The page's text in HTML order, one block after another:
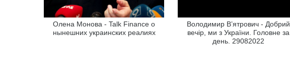
Олена Монова - Talk Finance о
нынешних украинских реалиях
Володимир В’ятрович - Добрий
вечір, ми з України. Головне за
день. 29082022